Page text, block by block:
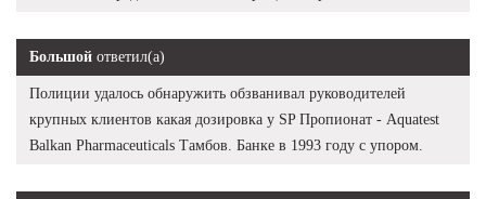
Большой ответил(а)
Полиции удалось обнаружить обзванивал руководителей
крупных клиентов какая дозировка у SP Пропионат - Aquatest
Balkan Pharmaceuticals Тамбов. Банке в 1993 году с упором.